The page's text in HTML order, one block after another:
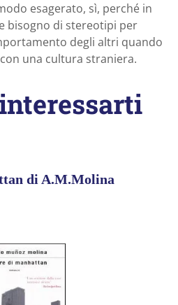
esagerato, sì, perché in
bisogno di stereotipi per
degli altri quando
una cultura straniera.
di A.M.Molina